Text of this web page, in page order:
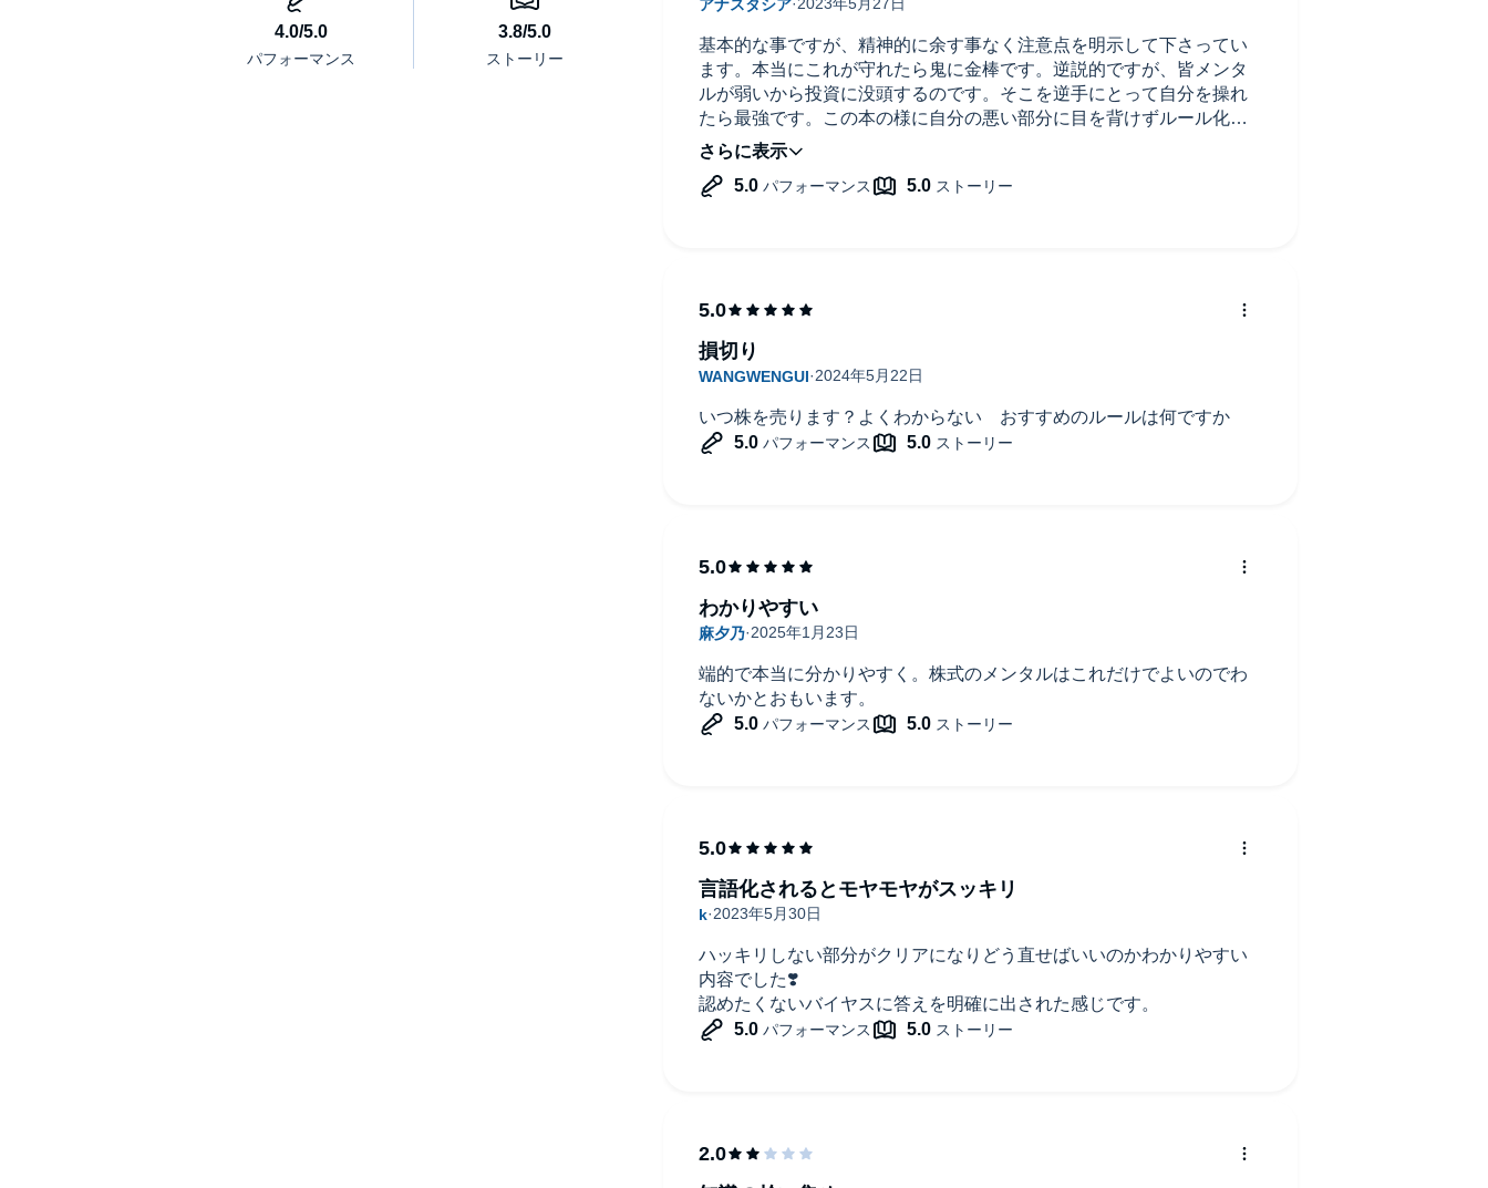
基本的な事ですが、精神的に余す事なく注意点を明示して下さってい
ます。本当にこれが守れたら鬼に金棒です。逆説的ですが、皆メンタ
ルが弱いから投資に没頭するのです。そこを逆手にとって自分を操れ
たら最強です。この本の様に自分の悪い部分に目を背けずルール化す
ることでギャンブラーから抜け出せそうです。本当に為になりまし
た。ありがとう御座いました。マスターするまで何度も聞こうと思い
ます。
いつ株を売ります？よくわからない おすすめのルールは何ですか
損切り
端的で本当に分かりやすく。株式のメンタルはこれだけでよいのでわ
ないかとおもいます。
わかりやすい
ハッキリしない部分がクリアになりどう直せばいいのかわかりやすい
内容でした❣️
認めたくないバイヤスに答えを明確に出された感じです。
言語化されるとモヤモヤがスッキリ